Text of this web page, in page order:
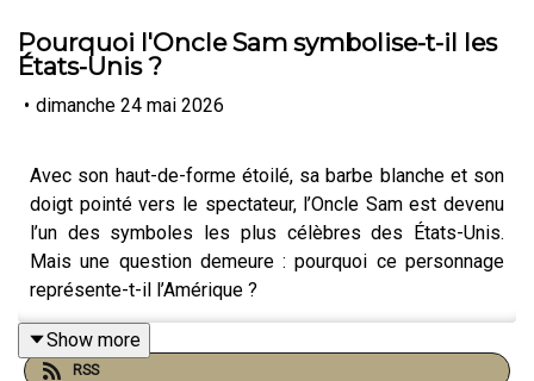
Pourquoi l'Oncle Sam symbolise-t-il les
États-Unis ?
• dimanche 24 mai 2026
Avec son haut-de-forme étoilé, sa barbe blanche et son
doigt pointé vers le spectateur, l’Oncle Sam est devenu
l’un des symboles les plus célèbres des États-Unis.
Mais une question demeure : pourquoi ce personnage
représente-t-il l’Amérique ?
L’origine de l’Oncle Sam remonterait à la guerre anglo-
américaine de 1812. À cette époque, un fournisseur de
Show more
RSS